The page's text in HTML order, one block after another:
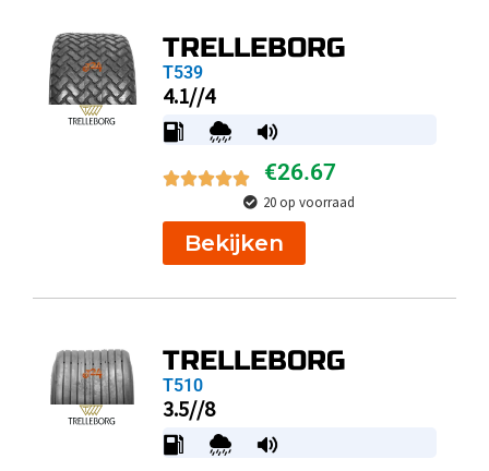
TRELLEBORG
T539
4.1//4
€26.67
20 op voorraad
Bekijken
TRELLEBORG
T510
3.5//8